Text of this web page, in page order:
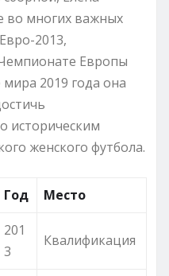
во многих важных
2013,
Европы
2019 года она
историческим
женского футбола.
Год Место
201
3
Квалификация